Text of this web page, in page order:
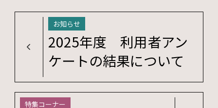
お知らせ
2025年度 利用者アン
ケートの結果について
特集コーナー